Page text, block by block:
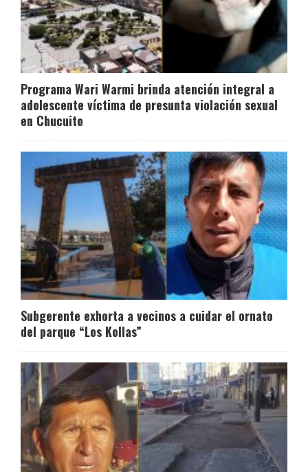
Programa Wari Warmi brinda atención integral a
adolescente víctima de presunta violación sexual
en Chucuito
Subgerente exhorta a vecinos a cuidar el ornato
del parque “Los Kollas”